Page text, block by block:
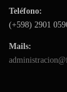
Teléfono:
(+598) 2901
Mails: